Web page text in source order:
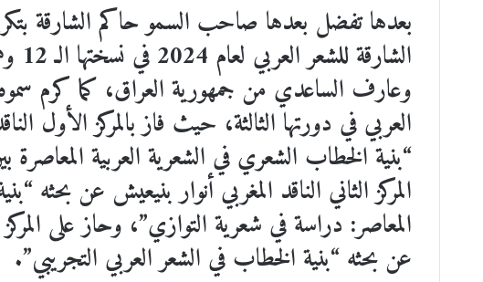
بعدها تفضل بعدها صاحب السمو حاكم الشارقة
وعارف الساعدي من جمهورية العراق، كما كرم سموه
العربي في دورتها الثالثة، حيث فاز بالمركز الأول
“بنية الخطاب الشعري في الشعرية العربية المعاصرة
المركز الثاني الناقد المغربي أنوار بنيعيش عن بحثه
المعاصر: دراسة في شعرية التوازي”، وحاز على المركز
عن بحثه “بنية الخطاب في الشعر العربي التجريبي”.